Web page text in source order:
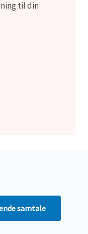
til din
samtale